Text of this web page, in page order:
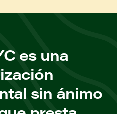
es una
sin ánimo